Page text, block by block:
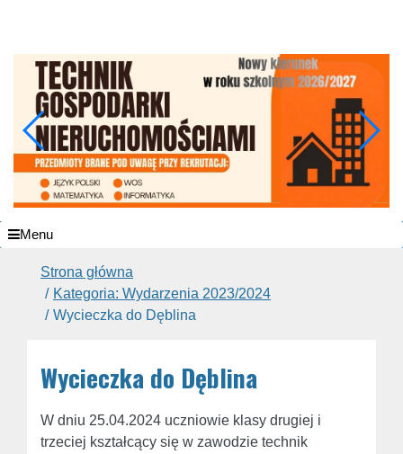
Menu
Strona główna
Kategoria: Wydarzenia 2023/2024
Wycieczka do Dęblina
Wycieczka do Dęblina
W dniu 25.04.2024 uczniowie klasy drugiej i
trzeciej kształcący się w zawodzie technik